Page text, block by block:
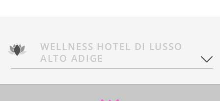
WELLNESS HOTEL DI LUSSO
ALTO ADIGE